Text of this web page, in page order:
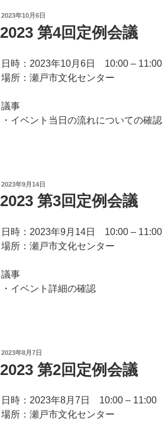
投
日:
2023年10月6日
2023 第4回定例会議
日時：2023年10月6日 10:00 – 11:00
場所：瀬戸市文化センター
議事
・イベント当日の流れについての確認
投
日:
2023年9月14日
2023 第3回定例会議
日時：2023年9月14日 10:00 – 11:00
場所：瀬戸市文化センター
議事
・イベント詳細の確認
投
日:
2023年8月7日
2023 第2回定例会議
日時：2023年8月7日 10:00 – 11:00
場所：瀬戸市文化センター